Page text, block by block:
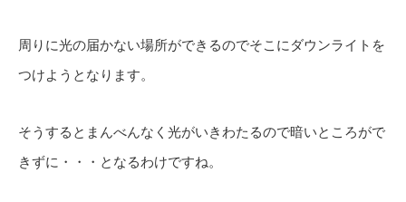
周りに光の届かない場所ができるのでそこにダウンライトを
つけようとなります。
そうするとまんべんなく光がいきわたるので暗いところがで
きずに・・・となるわけですね。